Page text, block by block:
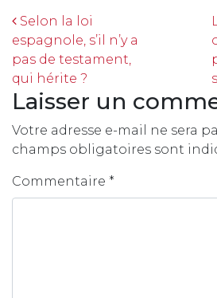
Navigation
Selon la loi
espagnole, s’il n’y a
pas de testament,
qui hérite ?
Laisser un
Votre adresse e-mail ne sera
champs obligatoires sont
Commentaire *